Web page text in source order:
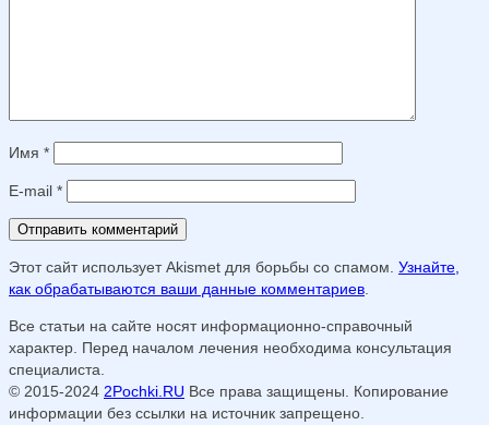
Имя *
E-mail *
Этот сайт использует Akismet для борьбы со спамом. Узнайте,
как обрабатываются ваши данные комментариев
Все статьи на сайте носят информационно-справочный
характер. Перед началом лечения необходима консультация
специалиста.
© 2015-2024 2Pochki.RU Все права защищены. Копирование
информации без ссылки на источник запрещено.